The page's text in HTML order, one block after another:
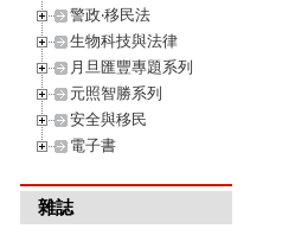
警政‧移民法
生物科技與法律
月旦匯豐專題系列
元照智勝系列
安全與移民
電子書
雜誌